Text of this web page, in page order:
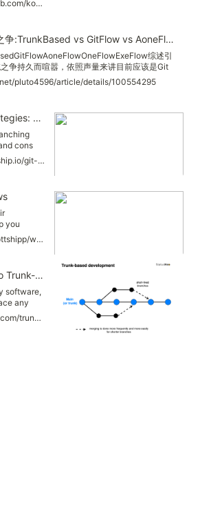
https://docs.github.com/ko/get-started/quickstart/github-flow
企业代码版本管理之争:TrunkBased vs GitFlow vs AoneFlow vs OneFlow vs ExeFlow_陈晨_软件五千言的博客-CSDN博客_trunk based 优缺点
综述引
争持久而喧嚣，依照声量来讲目前应该是Git
们本文的关注点在于代码的分支管理模型，因
Git，目的是为了解决研发过程管理中的实际
不是最灵活的方案就最好，灵...
pluto4596/article/details/100554295
Git Branching Strategies: GitFlow, Github Flow, Trunk Based...
cons
right one https://www.flagship.io/git-branching-strategies/
you
best for https://dev.to/scottshipp/war-of-the-git-flows-3ec2
Beginners Guide to Trunk-Based Development (TBD) - StatusNeo
software,
any
roll https://statusneo.com/trunk-based-development/